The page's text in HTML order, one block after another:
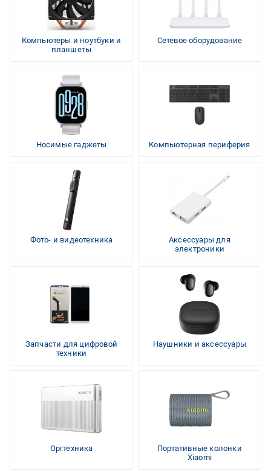
Компьютеры и ноутбуки и
планшеты
Сетевое оборудование
Носимые гаджеты Компьютерная периферия
Фото- и видеотехника
Аксессуары для
электроники
Запчасти для цифровой
техники
Наушники и аксессуары
Оргтехника
Портативные колонки
Xiaomi